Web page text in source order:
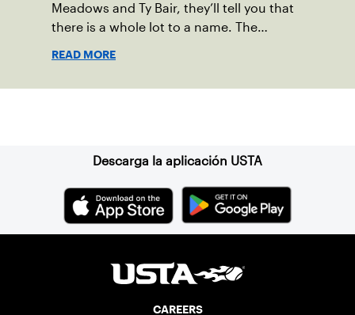
Meadows and Ty Bair, they’ll tell you that
there is a whole lot to a name. The
READ MORE
Descarga la aplicación USTA
CAREERS